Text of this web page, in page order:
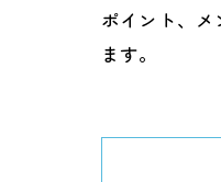
ポイント、
ます。